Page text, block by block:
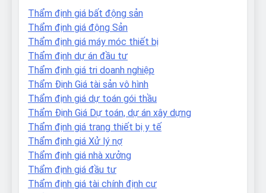
Thẩm định giá bất động sản
Thẩm định giá động Sản
Thẩm định giá máy móc thiết bị
Thẩm định dự án đầu tư
Thẩm định giá tri doanh nghiệp
Thẩm Định Giá tài sản vô hình
Thẩm định giá dự toán gói thầu
Thẩm Định Giá Dự toán, dự án xây dựng
Thẩm định giá trang thiết bị y tế
Thẩm định giá Xử lý nợ
Thẩm định giá nhà xưởng
Thẩm định giá đầu tư
Thẩm định giá tài chính định cư